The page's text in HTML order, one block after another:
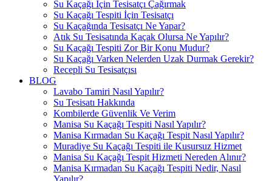
Su Kaçağı İçin Tesisatçı Çağırmak
Su Kaçağı Tespiti İçin Tesisatçı
Su Kaçağında Tesisatçı Ne Yapar?
Atık Su Tesisatında Kaçak Olursa Ne Yapılır?
Su Kaçağı Tespiti Zor Bir Konu Mudur?
Su Kaçağı Varken Nelerden Uzak Durmak Gerekir?
Recepli Su Tesisatçısı
BLOG
Lavabo Tamiri Nasıl Yapılır?
Su Tesisatı Hakkında
Kombilerde Güvenlik Ve Verim
Manisa Su Kaçağı Tespiti Nasıl Yapılır?
Manisa Kırmadan Su Kaçağı Tespit Nasıl Yapılır?
Muradiye Su Kaçağı Tespiti ile Kusursuz Hizmet
Manisa Su Kaçağı Tespit Hizmeti Nereden Alınır?
Manisa Kırmadan Su Kaçağı Tespiti Nedir, Nasıl
Yapılır?